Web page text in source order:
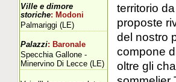
territorio
proposte
del nostro
compone
oltre gli
Ville e dimore
storiche: Modoni
Palmariggi (LE)
Palazzi: Baronale
Specchia Gallone -
Minervino Di Lecce (LE)